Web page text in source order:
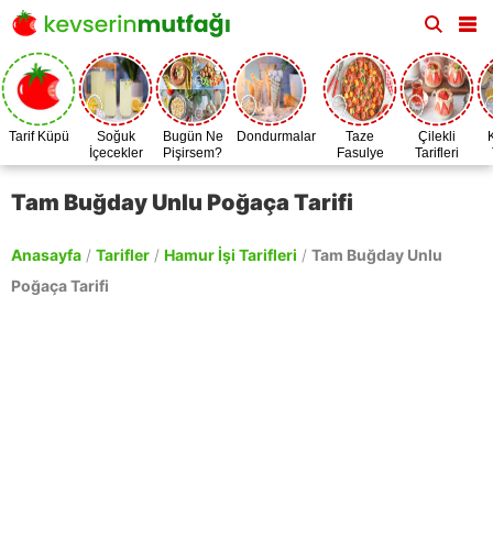
Tarif Küpü
Soğuk
İçecekler
Bugün Ne
Pişirsem?
Dondurmalar
Taze
Fasulye
Zamanı
Çilekli
Tarifleri
Tam Buğday Unlu Poğaça Tarifi
Anasayfa / Tarifler / Hamur İşi Tarifleri / Tam Buğday Unlu
Poğaça Tarifi